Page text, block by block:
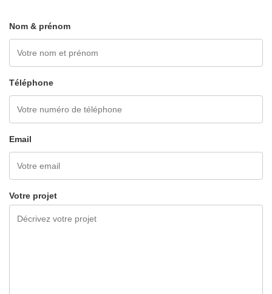
Nom & prénom
Téléphone
Email
Votre projet